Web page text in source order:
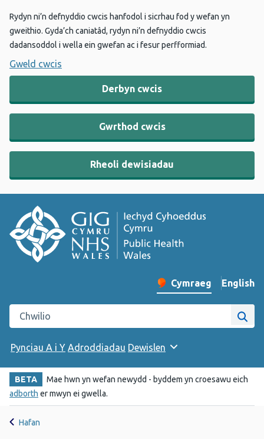
Rydyn ni’n defnyddio cwcis hanfodol i sicrhau fod y wefan yn
gweithio. Gyda’ch caniatâd, rydyn ni’n defnyddio cwcis
dadansoddol i wella ein gwefan ac i fesur perfformiad.
Gweld cwcis
Derbyn cwcis
Gwrthod cwcis
Rheoli dewisiadau
Newid iaith y wefan
Cymraeg English
–
Chwilio gwefan Iechyd Cyhoeddus Cymru
Pynciau A i Y Adroddiadau Dewislen
BETA
Mae hwn yn wefan newydd - byddem yn croesawu eich
adborth er mwyn ei gwella.
Hafan